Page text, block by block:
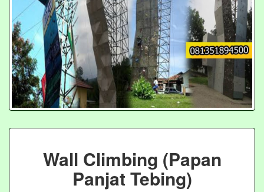
Wall Climbing (Papan
Panjat Tebing)